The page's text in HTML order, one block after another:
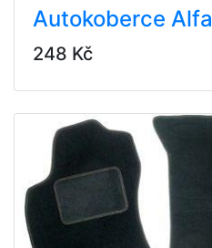
Autokoberce
248 Kč